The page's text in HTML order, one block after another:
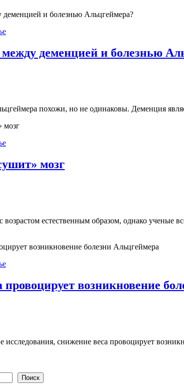
деменцией и болезнью
похожи, но не одинаковы. Деменция
мозг
возрастом естественным образом, однако ученые
возникновение
исследования, снижение веса провоцирует
Поиск